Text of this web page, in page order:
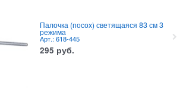
Палочка (посох) светящаяся 83 см 3
режима
Арт.: 618-445
295 руб.